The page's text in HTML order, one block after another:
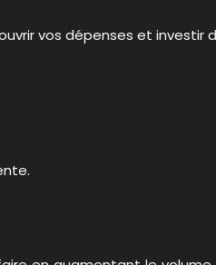
vos dépenses et investir